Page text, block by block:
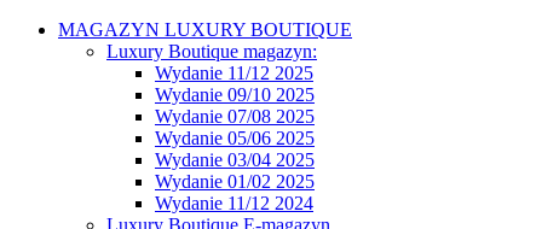
MAGAZYN LUXURY BOUTIQUE
Luxury Boutique magazyn:
Wydanie 11/12 2025
Wydanie 09/10 2025
Wydanie 07/08 2025
Wydanie 05/06 2025
Wydanie 03/04 2025
Wydanie 01/02 2025
Wydanie 11/12 2024
Luxury Boutique E-magazyn